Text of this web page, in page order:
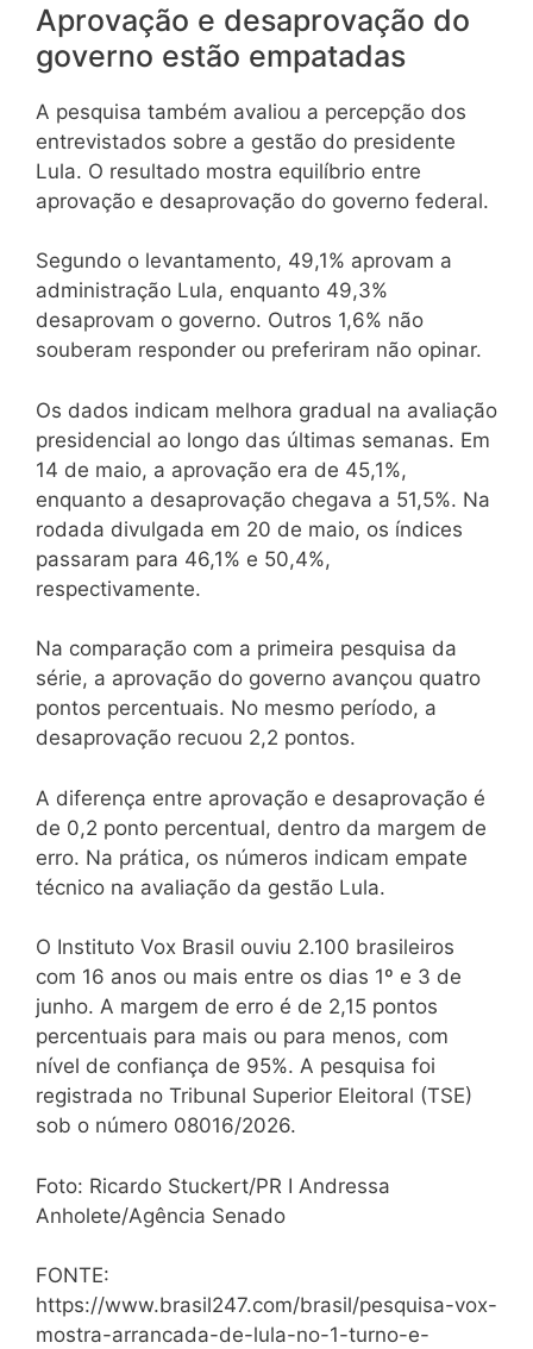
Aprovação e desaprovação do
governo estão empatadas
A pesquisa também avaliou a percepção dos
entrevistados sobre a gestão do presidente
Lula. O resultado mostra equilíbrio entre
aprovação e desaprovação do governo federal.
Segundo o levantamento, 49,1% aprovam a
administração Lula, enquanto 49,3%
desaprovam o governo. Outros 1,6% não
souberam responder ou preferiram não opinar.
Os dados indicam melhora gradual na avaliação
presidencial ao longo das últimas semanas. Em
14 de maio, a aprovação era de 45,1%,
enquanto a desaprovação chegava a 51,5%. Na
rodada divulgada em 20 de maio, os índices
passaram para 46,1% e 50,4%,
respectivamente.
Na comparação com a primeira pesquisa da
série, a aprovação do governo avançou quatro
pontos percentuais. No mesmo período, a
desaprovação recuou 2,2 pontos.
A diferença entre aprovação e desaprovação é
de 0,2 ponto percentual, dentro da margem de
erro. Na prática, os números indicam empate
técnico na avaliação da gestão Lula.
O Instituto Vox Brasil ouviu 2.100 brasileiros
com 16 anos ou mais entre os dias 1º e 3 de
junho. A margem de erro é de 2,15 pontos
percentuais para mais ou para menos, com
nível de confiança de 95%. A pesquisa foi
registrada no Tribunal Superior Eleitoral (TSE)
sob o número 08016/2026.
Foto: Ricardo Stuckert/PR I Andressa
Anholete/Agência Senado
FONTE:
https://www.brasil247.com/brasil/pesquisa-vox-
mostra-arrancada-de-lula-no-1-turno-e-